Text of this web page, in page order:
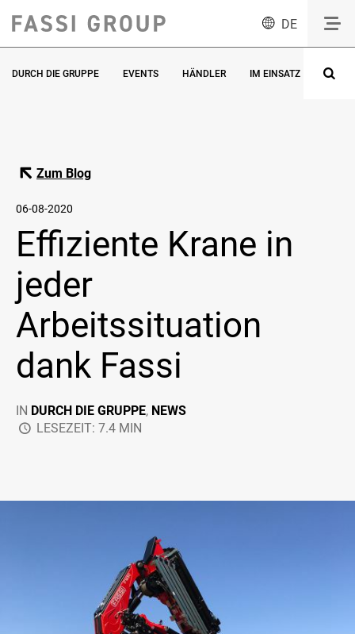
DE
DURCH DIE GRUPPE EVENTS HÄNDLER IM EINSATZ
Zum Blog
06-08-2020
Effiziente Krane in
jeder
Arbeitssituation
dank Fassi
IN DURCH DIE GRUPPE, NEWS
LESEZEIT: 7.4 MIN